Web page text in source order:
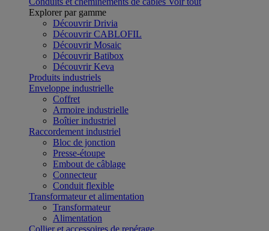
Explorer par gamme
Découvrir Drivia
Découvrir CABLOFIL
Découvrir Mosaic
Découvrir Batibox
Découvrir Keva
Produits industriels
Enveloppe industrielle
Coffret
Armoire industrielle
Boîtier industriel
Raccordement industriel
Bloc de jonction
Presse-étoupe
Embout de câblage
Connecteur
Conduit flexible
Transformateur et alimentation
Transformateur
Alimentation
Collier et accessoires de repérage